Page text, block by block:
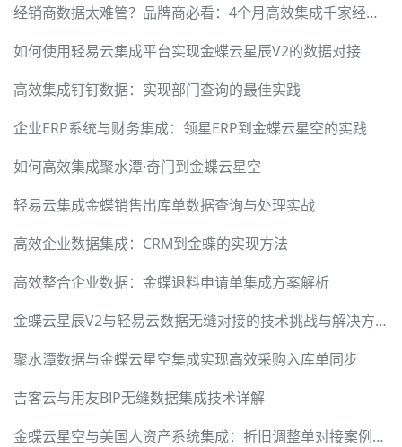
经销商数据太难管？品牌商必看：4个月高效集成千家经销商的落地指南
如何使用轻易云集成平台实现金蝶云星辰V2的数据对接
高效集成钉钉数据：实现部门查询的最佳实践
企业ERP系统与财务集成：领星ERP到金蝶云星空的实践
如何高效集成聚水潭·奇门到金蝶云星空
轻易云集成金蝶销售出库单数据查询与处理实战
高效企业数据集成：CRM到金蝶的实现方法
高效整合企业数据：金蝶退料申请单集成方案解析
金蝶云星辰V2与轻易云数据无缝对接的技术挑战与解决方案
聚水潭数据与金蝶云星空集成实现高效采购入库单同步
吉客云与用友BIP无缝数据集成技术详解
金蝶云星空与美国人资产系统集成：折旧调整单对接案例详解